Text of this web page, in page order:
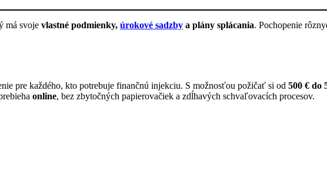
má svoje vlastné podmienky, úrokové sadzby a plány splácania. Pochopenie
pre každého, kto potrebuje finančnú injekciu. S možnosťou požičať si od 500 € do
online, bez zbytočných papierovačiek a zdĺhavých schvaľovacích procesov.